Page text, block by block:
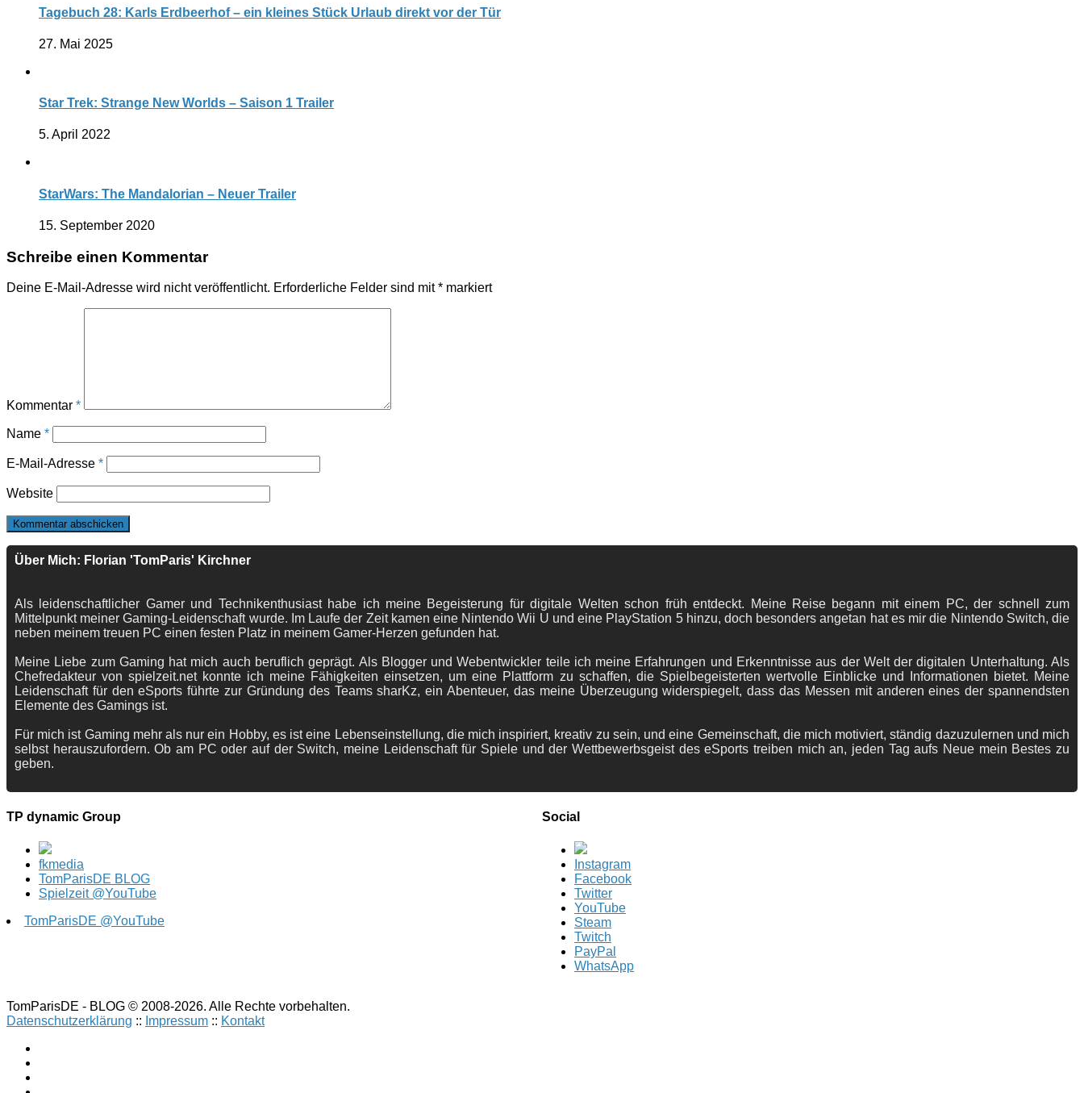
Tagebuch 28: Karls Erdbeerhof – ein kleines Stück Urlaub direkt vor der Tür
27. Mai 2025
Star Trek: Strange New Worlds – Saison 1 Trailer
5. April 2022
StarWars: The Mandalorian – Neuer Trailer
15. September 2020
Schreibe einen Kommentar
Deine E-Mail-Adresse wird nicht veröffentlicht. Erforderliche Felder sind mit* markiert
Kommentar *
Name *
E-Mail-Adresse *
Website
Über Mich: Florian 'TomParis' Kirchner
Als leidenschaftlicher Gamer und Technikenthusiast habe ich meine Begeisterung für digitale Welten schon früh entdeckt. Meine Reise begann mit einem PC, der schnell zum
Mittelpunkt meiner Gaming-Leidenschaft wurde. Im Laufe der Zeit kamen eine Nintendo Wii U und eine PlayStation 5 hinzu, doch besonders angetan hat es mir die Nintendo Switch, die
neben meinem treuen PC einen festen Platz in meinem Gamer-Herzen gefunden hat.
Meine Liebe zum Gaming hat mich auch beruflich geprägt. Als Blogger und Webentwickler teile ich meine Erfahrungen und Erkenntnisse aus der Welt der digitalen Unterhaltung. Als
Chefredakteur von spielzeit.net konnte ich meine Fähigkeiten einsetzen, um eine Plattform zu schaffen, die Spielbegeisterten wertvolle Einblicke und Informationen bietet. Meine
Leidenschaft für den eSports führte zur Gründung des Teams sharKz, ein Abenteuer, das meine Überzeugung widerspiegelt, dass das Messen mit anderen eines der spannendsten
Elemente des Gamings ist.
Für mich ist Gaming mehr als nur ein Hobby, es ist eine Lebenseinstellung, die mich inspiriert, kreativ zu sein, und eine Gemeinschaft, die mich motiviert, ständig dazuzulernen und mich
selbst herauszufordern. Ob am PC oder auf der Switch, meine Leidenschaft für Spiele und der Wettbewerbsgeist des eSports treiben mich an, jeden Tag aufs Neue mein Bestes zu
geben.
TP dynamic Group
fkmedia
TomParisDE BLOG
Spielzeit @YouTube
TomParisDE @YouTube
Social
Instagram
Facebook
Twitter
YouTube
Steam
Twitch
PayPal
WhatsApp
TomParisDE - BLOG © 2008-2026. Alle Rechte vorbehalten.
Datenschutzerklärung :: Impressum :: Kontakt